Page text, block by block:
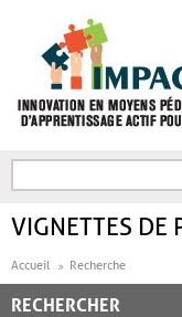
FORMULAIRE DE
VIGNETTES DE
Accueil Recherche
RECHERCHER